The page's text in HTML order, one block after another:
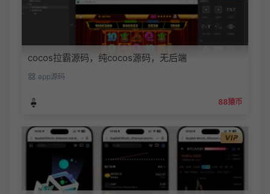
cocos拉霸源码，纯cocos源码，无后端
app源码
88猿币